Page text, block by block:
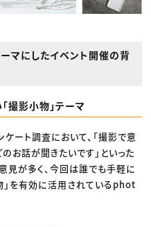
ーマにしたイベント開催の背
撮影小物」テーマ
ート調査において、「撮影で意
お話が聞きたいです」といった
見が多く、今回は誰でも手軽に
」を有効に活用されているphot